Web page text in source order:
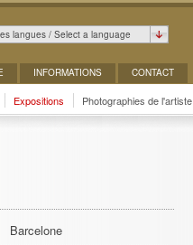
langues / Select a language
CONTACT
INFORMATIONS
Photographies de l'artiste
Expositions
Barcelone